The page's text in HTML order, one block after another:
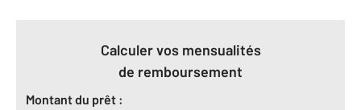
Calculer vos mensualités
de remboursement
Montant du prêt :